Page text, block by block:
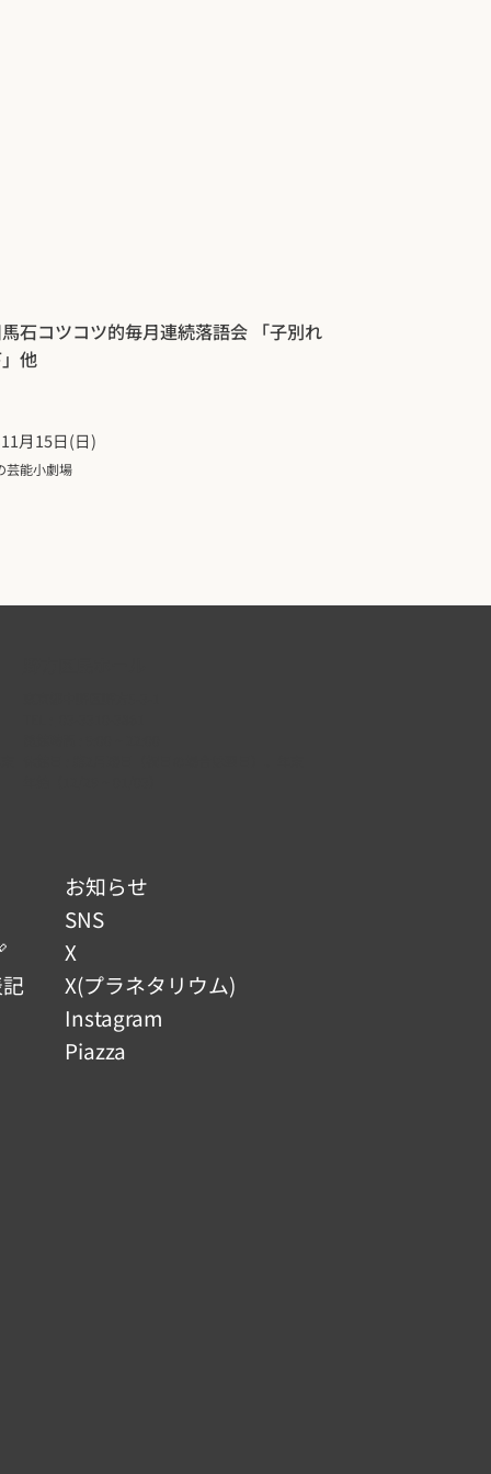
石コツコツ的毎月連続落語会 「子別れ
他
月15日(日)
芸能小劇場
お知らせ
SNS
X
X(プラネタリウム)
Instagram
Piazza